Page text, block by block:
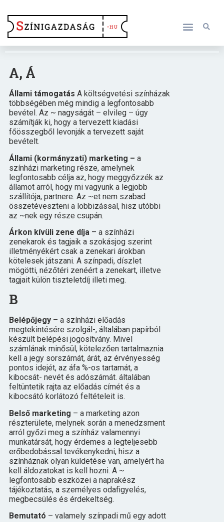
A, Á
Állami támogatás A költségvetési színházak
többségében még mindig a legfontosabb
bevétel. Az ~ nagyságát – elvileg – úgy
számítják ki, hogy a tervezett kiadási
főösszegből levonják a tervezett saját
bevételt.
Állami (kormányzati) marketing – a
színházi marketing része, amelynek
legfontosabb célja az, hogy meggyőzzék az
államot arról, hogy mi vagyunk a legjobb
szállítója, partnere. Az ~et nem szabad
összetéveszteni a lobbizással, hisz utóbbi
az ~nek egy része csupán.
Árkon kívüli zene díja – a színházi
zenekarok és tagjaik a szokásjog szerint
illetményékért csak a zenekari árokban
kötelesek játszani. A színpadi, díszlet
mögötti, nézőtéri zenéért a zenekart, illetve
tagjait külön tiszteletdíj illeti meg.
B
Belépőjegy – a színházi előadás
megtekintésére szolgál-, általában papírból
készült belépési jogosítvány. Mivel
számlának minősül, kötelezően tartalmaznia
kell a jegy sorszámát, árát, az érvényesség
pontos idejét, az áfa %-os tartamát, a
kibocsát- nevét és adószámát. általában
feltüntetik rajta az előadás címét és a
kibocsátó korlátozó feltételeit is.
Belső marketing – a marketing azon
részterülete, melynek során a menedzsment
arról győzi meg a színház valamennyi
munkatársát, hogy érdemes a legteljesebb
erőbedobással tevékenykedni, hisz a
színháznak olyan küldetése van, amelyért ha
kell áldozatokat is kell hozni. A ~
legfontosabb eszközei a naprakész
tájékoztatás, a személyes odafigyelés,
megbecsülés és érdekeltség.
Bemutató – valamely színpadi mű egy adott